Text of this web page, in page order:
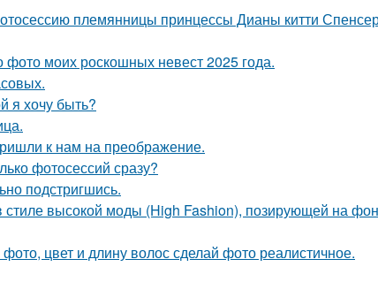
племянницы принцессы Дианы китти
моих роскошных невест 2025 года.
я хочу быть?
к нам на преображение.
фотосессий сразу?
подстригшись.
высокой моды (High Fashion), позирующей на
цвет и длину волос сделай фото реалистичное.